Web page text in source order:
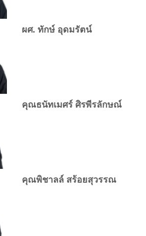
ผศ. ทักษ์ อุดมรัตน์
คุณธนัทเมศร์ ศิรพีรลักษณ์
คุณพิชาลล์ สร้อยสุวรรณ